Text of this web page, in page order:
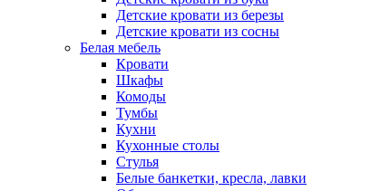
Детские кровати из березы
Детские кровати из сосны
Белая мебель
Кровати
Шкафы
Комоды
Тумбы
Кухни
Кухонные столы
Стулья
Белые банкетки, кресла, лавки